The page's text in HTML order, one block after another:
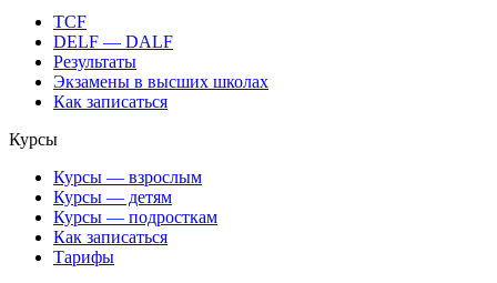
TCF
DELF — DALF
Результаты
Экзамены в высших школах
Как записаться
Курсы
Курсы — взрослым
Курсы — детям
Курсы — подросткам
Как записаться
Тарифы